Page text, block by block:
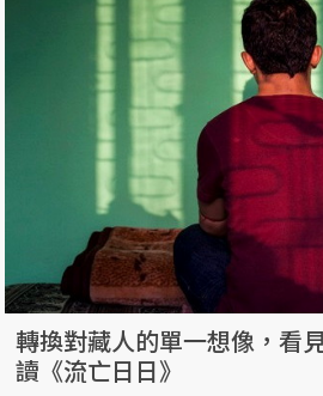
轉換對藏人的單一想像，看
讀《流亡日日》